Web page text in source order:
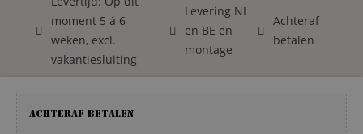
moment 5 á 6
weken, excl.
vakantiesluiting
Levering NL
en BE en
montage
Achteraf
betalen
Achteraf betalen